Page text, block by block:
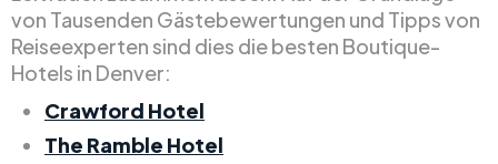
von Tausenden Gästebewertungen und Tipps von
Reiseexperten sind dies die besten Boutique-
Hotels in Denver:
Crawford Hotel
The Ramble Hotel